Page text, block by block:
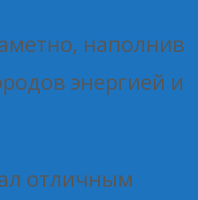
наполнив
энергией и
отличным